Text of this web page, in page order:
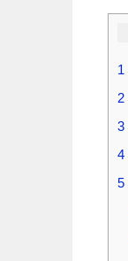
1
2
3
4
5